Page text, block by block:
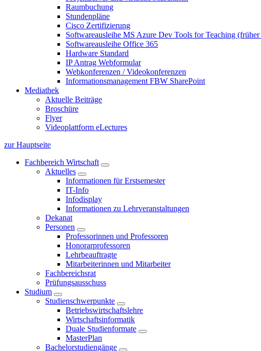
Raumbuchung
Stundenpläne
Cisco Zertifizierung
Softwareausleihe MS Azure Dev Tools for Teaching
Softwareausleihe Office 365
Hardware Standard
IP Antrag Webformular
Webkonferenzen / Videokonferenzen
Informationsmanagement FBW SharePoint
Mediathek
Aktuelle Beiträge
Broschüre
Flyer
Videoplattform eLectures
zur Hauptseite
Fachbereich Wirtschaft
Aktuelles
Informationen für Erstsemester
IT-Info
Infodisplay
Informationen zu Lehrveranstaltungen
Dekanat
Personen
Professorinnen und Professoren
Honorarprofessoren
Lehrbeauftragte
Mitarbeiterinnen und Mitarbeiter
Fachbereichsrat
Prüfungsausschuss
Studium
Studienschwerpunkte
Betriebswirtschaftslehre
Wirtschaftsinformatik
Duale Studienformate
MasterPlan
Bachelorstudiengänge